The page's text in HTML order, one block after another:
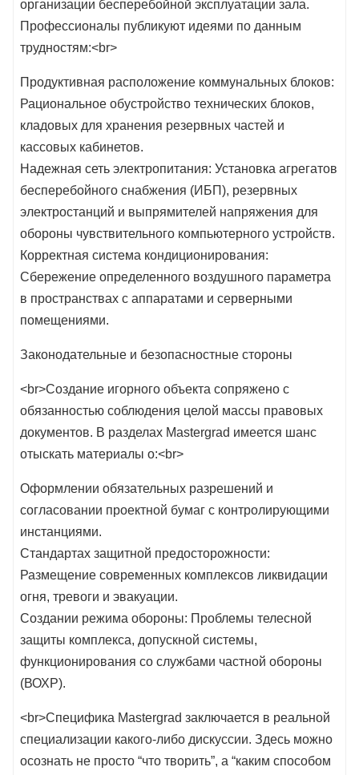
организации бесперебойной эксплуатации зала.
Профессионалы публикуют идеями по данным
трудностям:<br>
Продуктивная расположение коммунальных блоков:
Рациональное обустройство технических блоков,
кладовых для хранения резервных частей и
кассовых кабинетов.
Надежная сеть электропитания: Установка агрегатов
бесперебойного снабжения (ИБП), резервных
электростанций и выпрямителей напряжения для
обороны чувствительного компьютерного устройств.
Корректная система кондиционирования:
Сбережение определенного воздушного параметра
в пространствах с аппаратами и серверными
помещениями.
Законодательные и безопасностные стороны
<br>Создание игорного объекта сопряжено с
обязанностью соблюдения целой массы правовых
документов. В разделах Mastergrad имеется шанс
отыскать материалы о:<br>
Оформлении обязательных разрешений и
согласовании проектной бумаг с контролирующими
инстанциями.
Стандартах защитной предосторожности:
Размещение современных комплексов ликвидации
огня, тревоги и эвакуации.
Создании режима обороны: Проблемы телесной
защиты комплекса, допускной системы,
функционирования со службами частной обороны
(ВОХР).
<br>Специфика Mastergrad заключается в реальной
специализации какого-либо дискуссии. Здесь можно
осознать не просто “что творить”, а “каким способом